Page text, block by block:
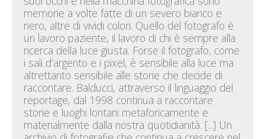
memorie a volte fatte di un severo bianco e
nero, altre di vividi colori. Quello del fotografo è
un lavoro paziente, il lavoro di chi è sempre alla
ricerca della luce giusta. Forse il fotografo, come
i sali d’argento e i pixel, è sensibile alla luce ma
altrettanto sensibile alle storie che decide di
raccontare. Balducci, attraverso il linguaggio del
reportage, dal 1998 continua a raccontare
storie e luoghi lontani metaforicamente e
materialmente dalla nostra quotidianità. [...] Un